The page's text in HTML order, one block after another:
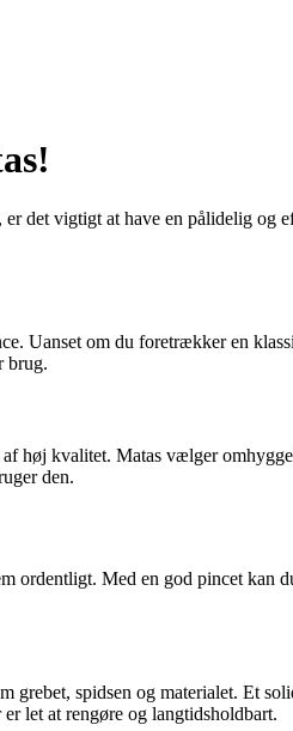
det vigtigt at have en pålidelig
Uanset om du foretrækker en
brug.
høj kvalitet. Matas vælger
den.
ordentligt. Med en god pincet
spidsen og materialet. Et
let at rengøre og langtidsholdbart.